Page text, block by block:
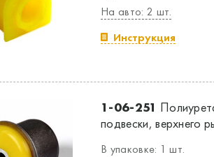
На авто: 2 шт.
Инструкция
1-06-251
подвески, верхнего
В упаковке: 1 шт.